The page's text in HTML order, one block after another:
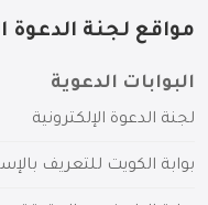
مواقع لجنة الدعوة
البوابات الدعوية
لجنة الدعوة الإلكترونية
بوابة الكويت للتعريف